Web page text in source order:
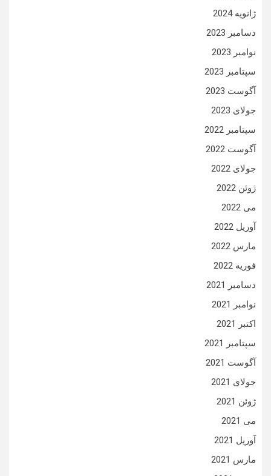
ژانویه 2024
دسامبر 2023
نوامبر 2023
سپتامبر 2023
آگوست 2023
جولای 2023
سپتامبر 2022
آگوست 2022
جولای 2022
ژوئن 2022
می 2022
آوریل 2022
مارس 2022
فوریه 2022
دسامبر 2021
نوامبر 2021
اکتبر 2021
سپتامبر 2021
آگوست 2021
جولای 2021
ژوئن 2021
می 2021
آوریل 2021
مارس 2021